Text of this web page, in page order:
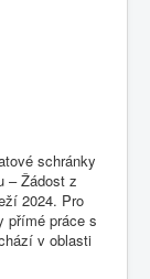
schránky
– Žádost z
2024. Pro
přímé práce s
v oblasti